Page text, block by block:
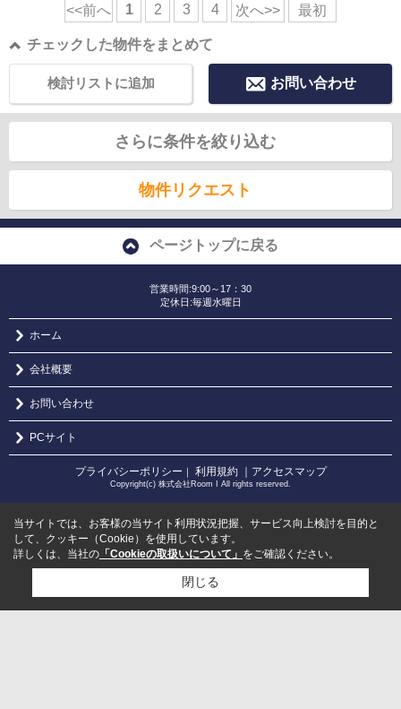
<<前へ 1 2 3 4 次へ>> 最初
チェックした物件をまとめて
お問い合わせ
検討リストに追加
さらに条件を絞り込む
物件リクエスト
ページトップに戻る
営業時間:9:00～17：30
定休日:毎週水曜日
ホーム
会社概要
お問い合わせ
PCサイト
プライバシーポリシー ｜ 利用規約 ｜アクセスマップ
Copyright(c) 株式会社Room I All rights reserved.
当サイトでは、お客様の当サイト利用状況把握、サービス向上検討を目的と
して、クッキー（Cookie）を使用しています。
詳しくは、当社の 「Cookieの取扱いについて」 をご確認ください。
閉じる